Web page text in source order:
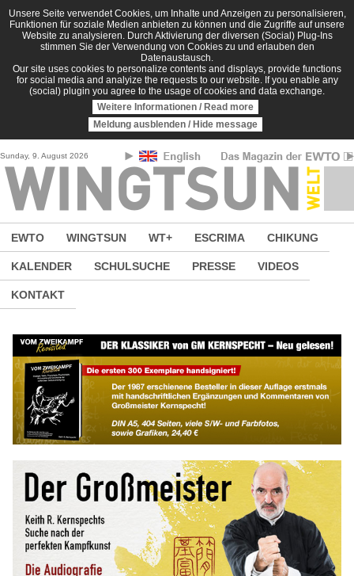
Direkt zum Inhalt
Unsere Seite verwendet Cookies, um Inhalte und Anzeigen zu personalisieren,
Funktionen für soziale Medien anbieten zu können und die Zugriffe auf unsere
Website zu analysieren. Durch Aktivierung der diversen (Social) Plug-Ins
stimmen Sie der Verwendung von Cookies zu und erlauben den
Datenaustausch.
Our site uses cookies to personalize contents and displays, provide functions
for social media and analyize the requests to our website. If you enable any
(social) plugin you agree to the usage of cookies and data exchange.
Weitere Informationen / Read more
Meldung ausblenden / Hide message
Sunday, 9. August 2026
EWTO WINGTSUN WT+ ESCRIMA CHIKUNG
KALENDER SCHULSUCHE PRESSE VIDEOS
KONTAKT